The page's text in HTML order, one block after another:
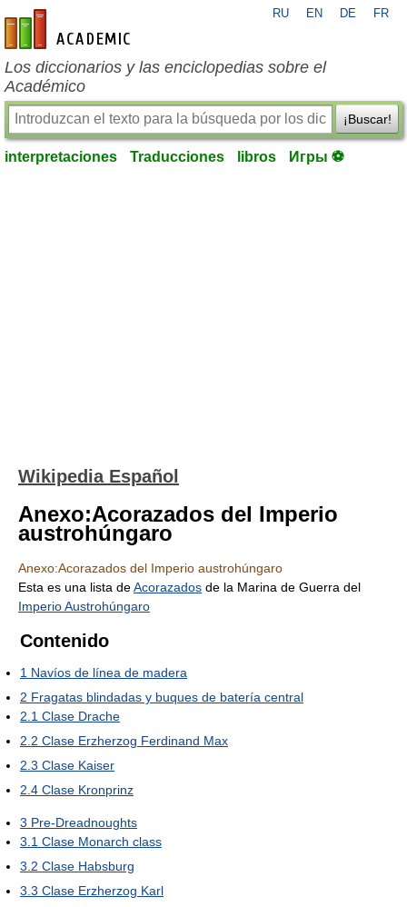
es-academic.com
RU EN DE FR
Los diccionarios y las enciclopedias sobre el
Académico
¡Buscar!
interpretaciones Traducciones libros Игры ⚽
Wikipedia Español
Anexo:Acorazados del Imperio
austrohúngaro
Anexo:Acorazados del Imperio austrohúngaro
Esta es una lista deAcorazados de la Marina de Guerra del
Imperio Austrohúngaro
Contenido
1 Navíos de línea de madera
2 Fragatas blindadas y buques de batería central
2.1 Clase Drache
2.2 Clase Erzherzog Ferdinand Max
2.3 Clase Kaiser
2.4 Clase Kronprinz
3 Pre-Dreadnoughts
3.1 Clase Monarch class
3.2 Clase Habsburg
3.3 Clase Erzherzog Karl